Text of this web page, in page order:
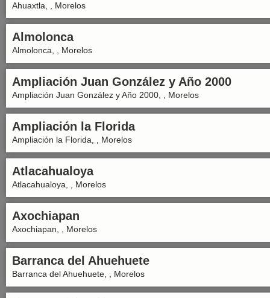
Ahuaxtla, , Morelos
Almolonca
Almolonca, , Morelos
Ampliación Juan González y Año 2000
Ampliación Juan González y Año 2000, , Morelos
Ampliación la Florida
Ampliación la Florida, , Morelos
Atlacahualoya
Atlacahualoya, , Morelos
Axochiapan
Axochiapan, , Morelos
Barranca del Ahuehuete
Barranca del Ahuehuete, , Morelos